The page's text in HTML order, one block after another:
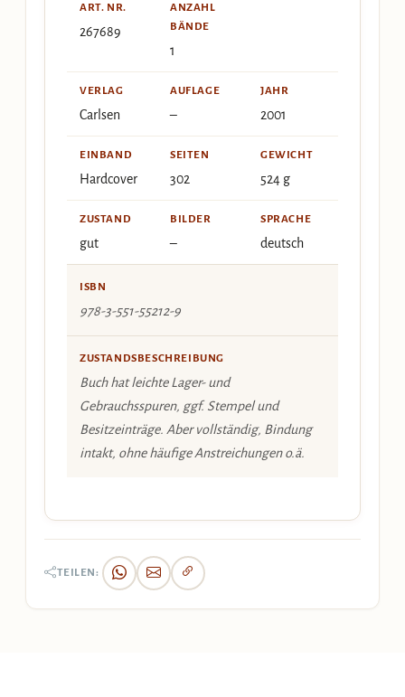
ART. NR.
267689
ANZAHL
BÄNDE
1
VERLAG
Carlsen
AUFLAGE
–
JAHR
2001
EINBAND
Hardcover
SEITEN
302
GEWICHT
524 g
ZUSTAND
gut
BILDER
–
SPRACHE
deutsch
ISBN
978-3-551-55212-9
ZUSTANDSBESCHREIBUNG
Buch hat leichte Lager- und
Gebrauchsspuren, ggf. Stempel und
Besitzeinträge. Aber vollständig, Bindung
intakt, ohne häufige Anstreichungen o.ä.
TEILEN: